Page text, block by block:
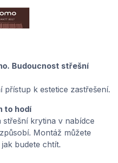
- hnědá |
> 5 m2
Kč / m2
+
Budoucnost střešní
k estetice zastřešení.
to hodí
krytina v nabídce
Montáž můžete
budete chtít.